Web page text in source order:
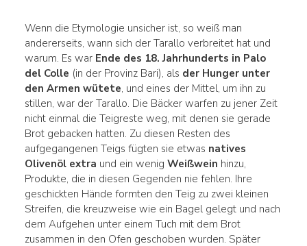
Wenn die Etymologie unsicher ist, so weiß man
andererseits, wann sich der Tarallo verbreitet hat und
warum. Es war Ende des 18. Jahrhunderts in Palo
del Colle (in der Provinz Bari), als der Hunger unter
den Armen wütete, und eines der Mittel, um ihn zu
stillen, war der Tarallo. Die Bäcker warfen zu jener Zeit
nicht einmal die Teigreste weg, mit denen sie gerade
Brot gebacken hatten. Zu diesen Resten des
aufgegangenen Teigs fügten sie etwas natives
Olivenöl extra und ein wenig Weißwein hinzu,
Produkte, die in diesen Gegenden nie fehlen. Ihre
geschickten Hände formten den Teig zu zwei kleinen
Streifen, die kreuzweise wie ein Bagel gelegt und nach
dem Aufgehen unter einem Tuch mit dem Brot
zusammen in den Ofen geschoben wurden. Später